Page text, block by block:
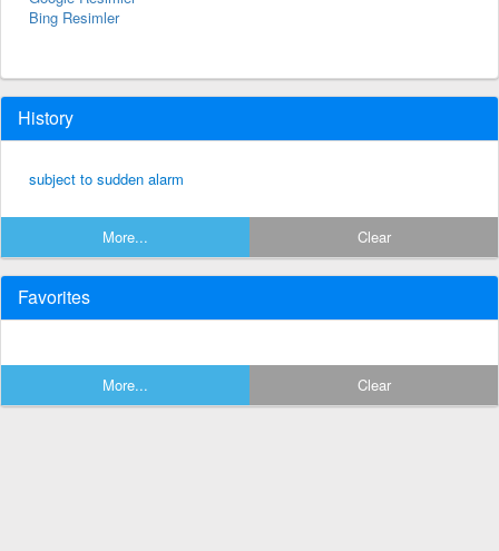
Bing Resimler
History
subject to sudden alarm
More... Clear
Favorites
More... Clear